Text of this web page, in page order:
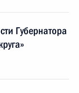
Губернатора